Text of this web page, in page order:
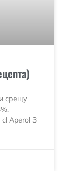
срещу
Aperol 3